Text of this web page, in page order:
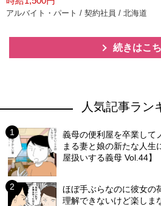
アルバイト・パート / 契約社員 / 北海道
続きはこ
人気記事ラン
義母の便利屋を卒業して
まる妻と娘の新たな人生
屋扱いする義母 Vol.44】
ほぼ手ぶらなのに彼女の
理解できないけど楽しま